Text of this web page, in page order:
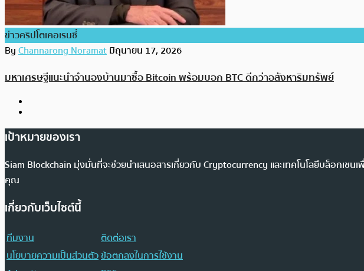
ข่าวคริปโตเคอเรนซี่
ByChannarong Noramatมิถุนายน 17, 2026
มหาเศรษฐีแนะนำจำนองบ้านมาซื้อ Bitcoin พร้อมบอก BTC ดีกว่าอสังหาริมทรัพย์
เป้าหมายของเรา
Siam Blockchain มุ่งมั่นที่จะช่วยนำเสนอสารเกี่ยวกับ Cryptocurrency และเทคโนโลยีบล็อกเช
คุณ
เกี่ยวกับเว็บไซต์นี้
ทีมงาน
ติดต่อเรา
นโยบายความเป็นส่วนตัวข้อตกลงในการใช้งาน